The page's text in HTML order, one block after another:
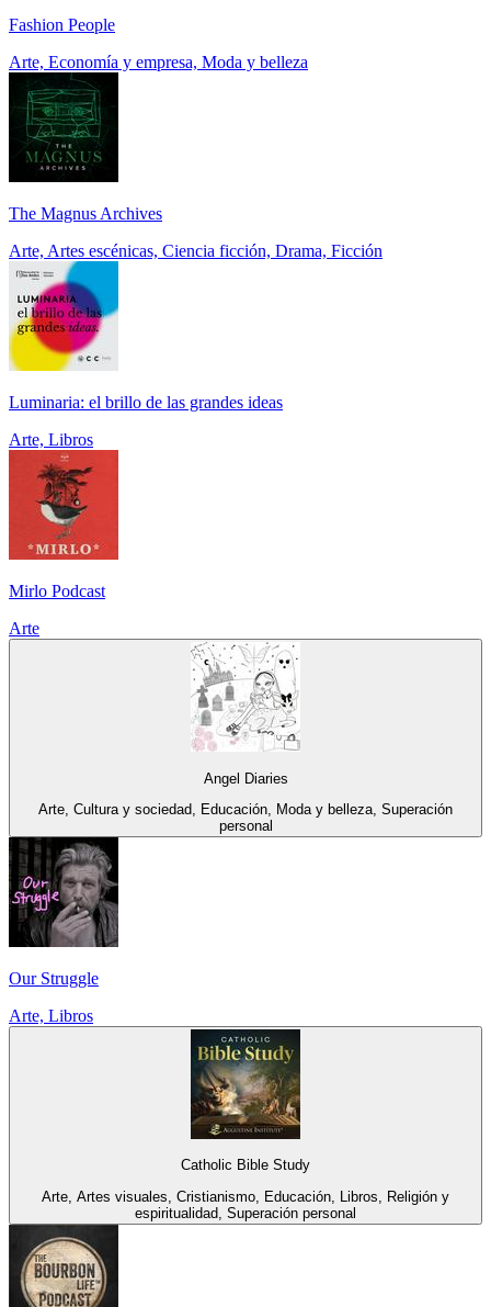
Fashion People
Arte, Economía y empresa, Moda y belleza
The Magnus Archives
Arte, Artes escénicas, Ciencia ficción, Drama, Ficción
Luminaria: el brillo de las grandes ideas
Arte, Libros
Mirlo Podcast
Arte
Angel Diaries
Arte, Cultura y sociedad, Educación, Moda y belleza, Superación
personal
Our Struggle
Arte, Libros
Catholic Bible Study
Arte, Artes visuales, Cristianismo, Educación, Libros, Religión y
espiritualidad, Superación personal